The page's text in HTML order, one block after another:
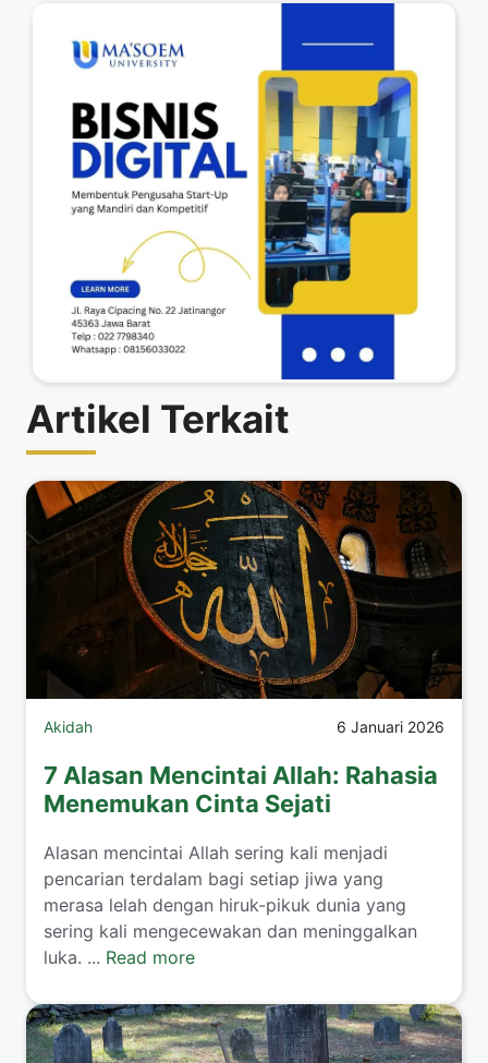
Artikel Terkait
Akidah 6 Januari 2026
7 Alasan Mencintai Allah: Rahasia
Menemukan Cinta Sejati
Alasan mencintai Allah sering kali menjadi
pencarian terdalam bagi setiap jiwa yang
merasa lelah dengan hiruk-pikuk dunia yang
sering kali mengecewakan dan meninggalkan
luka. ... Read more